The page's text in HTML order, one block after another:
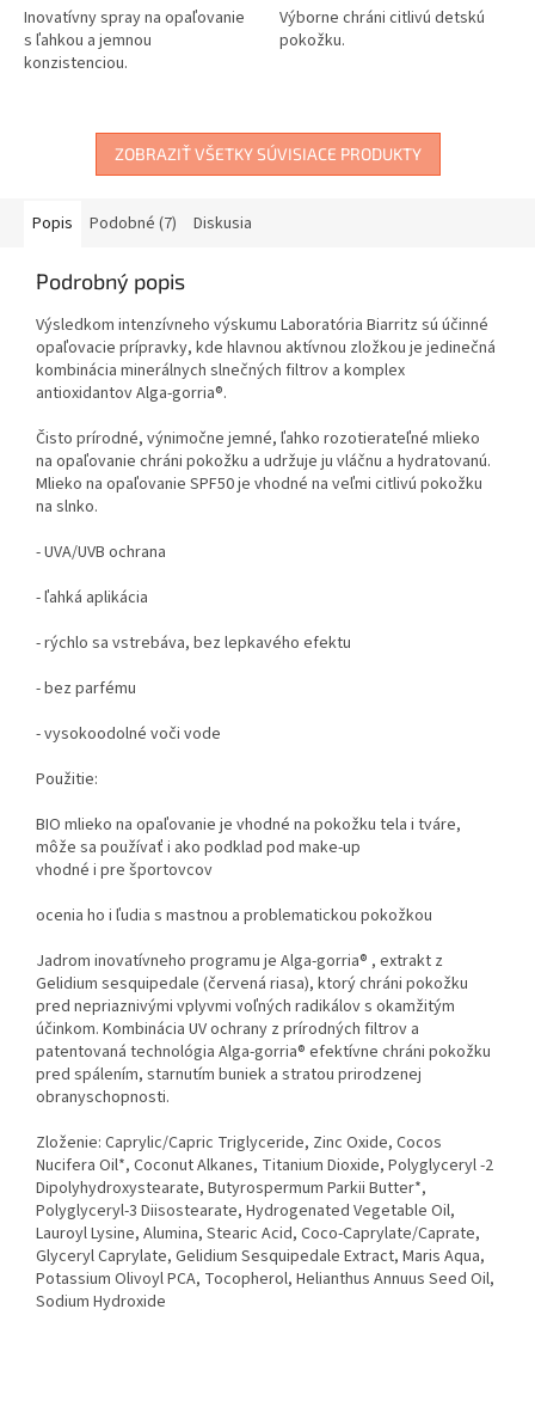
Inovatívny spray na opaľovanie
s ľahkou a jemnou
konzistenciou.
Výborne chráni citlivú detskú
pokožku.
ZOBRAZIŤ VŠETKY SÚVISIACE PRODUKTY
Popis Podobné (7) Diskusia
Podrobný popis
Výsledkom intenzívneho výskumu Laboratória Biarritz sú účinné
opaľovacie prípravky, kde hlavnou aktívnou zložkou je jedinečná
kombinácia minerálnych slnečných filtrov a komplex
antioxidantov Alga-gorria®.
Čisto prírodné, výnimočne jemné, ľahko rozotierateľné mlieko
na opaľovanie chráni pokožku a udržuje ju vláčnu a hydratovanú.
Mlieko na opaľovanie SPF50 je vhodné na veľmi citlivú pokožku
na slnko.
- UVA/UVB ochrana
- ľahká aplikácia
- rýchlo sa vstrebáva, bez lepkavého efektu
- bez parfému
- vysokoodolné voči vode
Použitie:
BIO mlieko na opaľovanie je vhodné na pokožku tela i tváre,
môže sa používať i ako podklad pod make-up
vhodné i pre športovcov
ocenia ho i ľudia s mastnou a problematickou pokožkou
Jadrom inovatívneho programu je Alga-gorria® , extrakt z
Gelidium sesquipedale (červená riasa), ktorý chráni pokožku
pred nepriaznivými vplyvmi voľných radikálov s okamžitým
účinkom. Kombinácia UV ochrany z prírodných filtrov a
patentovaná technológia Alga-gorria® efektívne chráni pokožku
pred spálením, starnutím buniek a stratou prirodzenej
obranyschopnosti.
Zloženie: Caprylic/Capric Triglyceride, Zinc Oxide, Cocos
Nucifera Oil*, Coconut Alkanes, Titanium Dioxide, Polyglyceryl -2
Dipolyhydroxystearate, Butyrospermum Parkii Butter*,
Polyglyceryl-3 Diisostearate, Hydrogenated Vegetable Oil,
Lauroyl Lysine, Alumina, Stearic Acid, Coco-Caprylate/Caprate,
Glyceryl Caprylate, Gelidium Sesquipedale Extract, Maris Aqua,
Potassium Olivoyl PCA, Tocopherol, Helianthus Annuus Seed Oil,
Sodium Hydroxide